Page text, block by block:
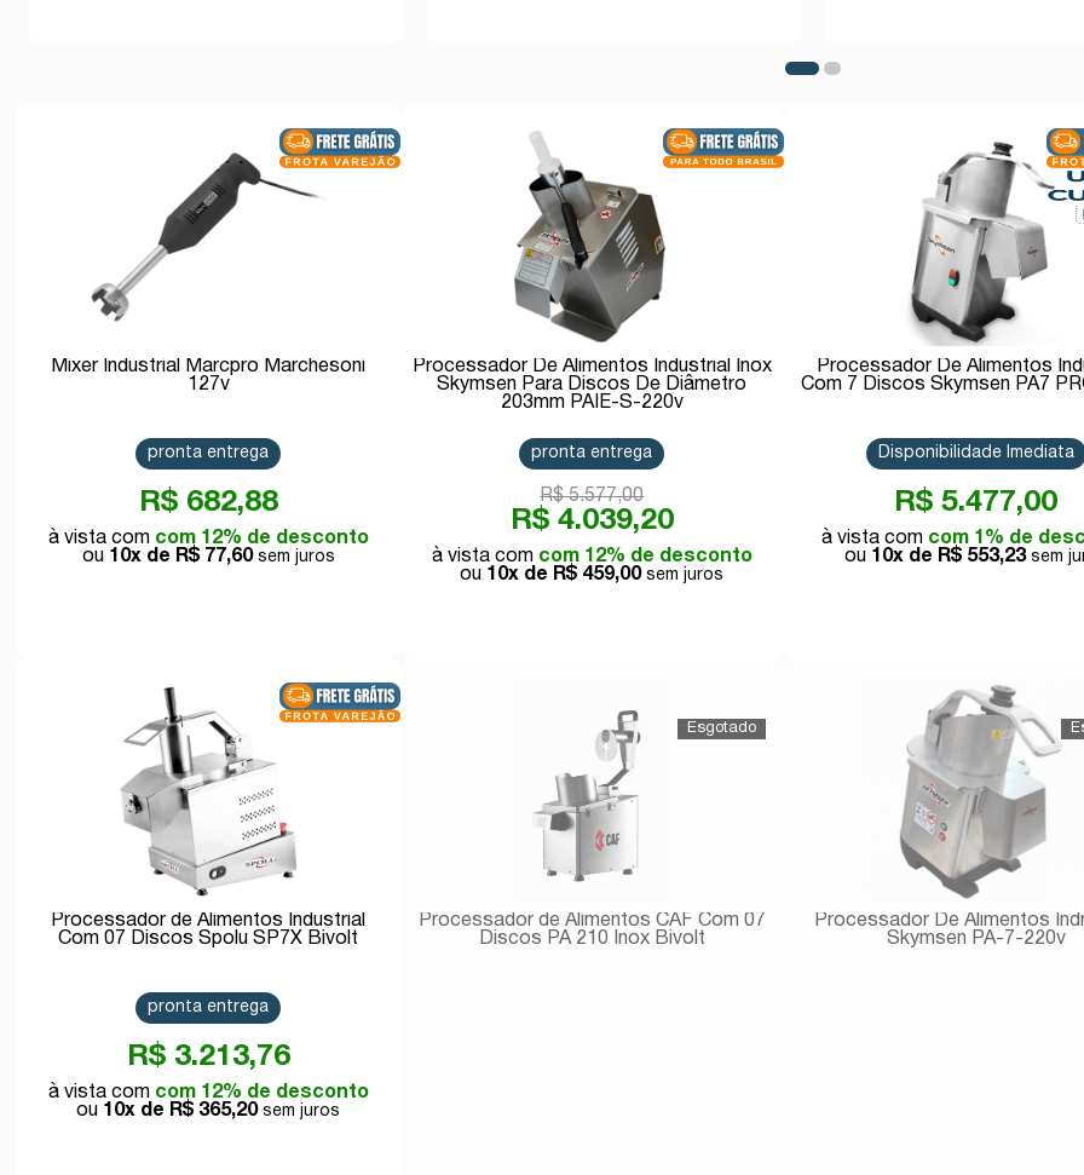
Mixer Industrial Marcpro Marchesoni
127v
R$ 682,88
com 12% de desconto
10x de R$ 77,60
pronta entrega
Comprar
Processador De Alimentos Industrial Inox
Skymsen Para Discos De Diâmetro
203mm PAIE-S-220v
R$ 4.039,20
com 12% de desconto
R$ 5.577,00
10x de R$ 459,00
pronta entrega
Processador De Alimentos
Com 7 Discos Skymsen PA7
R$ 5.477,00
com 1% de
10x de R$ 553,23
Disponibilidade Imediata
Comprar
Processador de Alimentos Industrial
Com 07 Discos Spolu SP7X Bivolt
R$ 3.213,76
com 12% de desconto
10x de R$ 365,20
pronta entrega
Processador de Alimentos CAF Com 07
Discos PA 210 Inox Bivolt
Processador De Alimentos Indrustrial
Skymsen PA-7-220v